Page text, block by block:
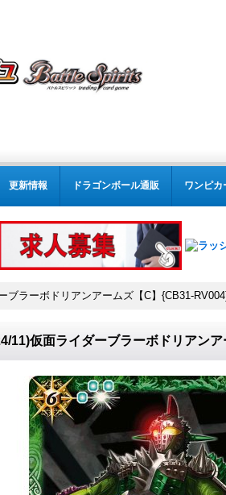
更新情報 ドラゴンボール通販 ワンピカ
ブラーボドリアンアームズ【C】{CB31-RV004}
11)仮面ライダーブラーボドリアン